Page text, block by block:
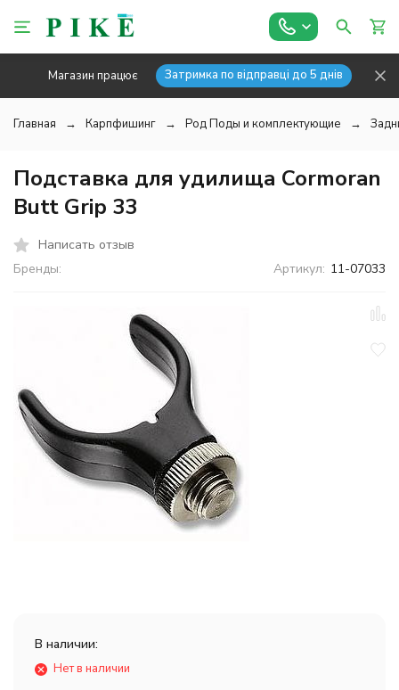
Магазин працює Затримка по відправці до 5 днів
Главная Карпфишинг Род Поды и комплектующие
Подставка для удилища Cormoran
Butt Grip 33
Написать отзыв
Бренды:
Артикул: 11-07033
В наличии:
Нет в наличии